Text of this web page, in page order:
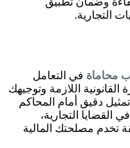
التجارية.
محاماة في التعامل
اللازمة وتوجيهك
دقيق أمام المحاكم
التجارية،
تخدم مصلحتك المالية